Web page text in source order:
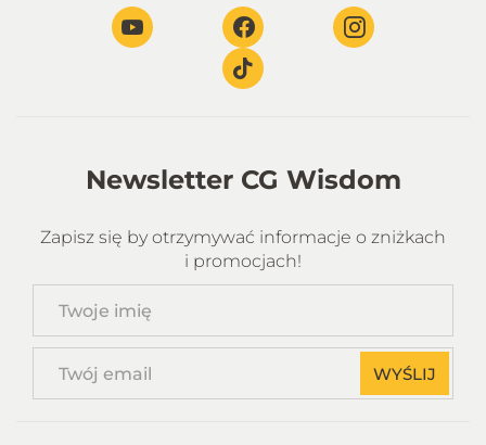
Newsletter CG Wisdom
Zapisz się by otrzymywać informacje o zniżkach
i promocjach!
imię
email
WYŚLIJ